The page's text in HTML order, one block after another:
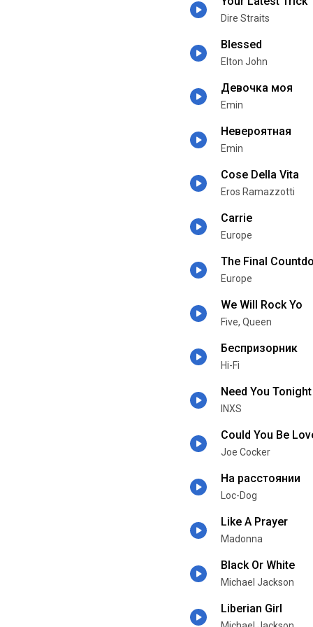
Dire Straits
Blessed
Elton John
Девочка моя
Emin
Невероятная
Emin
Cose Della Vita
Eros Ramazzotti
Carrie
Europe
The Final
Europe
We Will Rock Yo
Five, Queen
Беспризорник
Hi-Fi
Need You Tonight
INXS
Could You Be
Joe Cocker
На расстоянии
Loc-Dog
Like A Prayer
Madonna
Black Or White
Michael Jackson
Liberian Girl